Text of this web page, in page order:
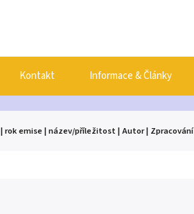
Kontakt Informace & Články
rok emise | název/příležitost | Autor | Zpracování